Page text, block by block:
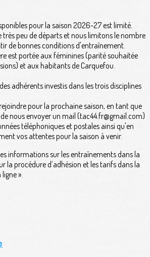
pour la saison 2026-27 est limité.
très peu de départs et nous limitons le nombre
de bonnes conditions d'entraînement.
est portée aux féminines (parité souhaitée
et aux habitants de Carquefou.
adhérents investis dans les trois disciplines
pour la prochaine saison, en tant que
nous envoyer un mail (tac44.fr@gmail.com)
téléphoniques et postales ainsi qu'en
vos attentes pour la saison à venir.
informations sur les entraînements dans la
la procédure d’adhésion et les tarifs dans la
».